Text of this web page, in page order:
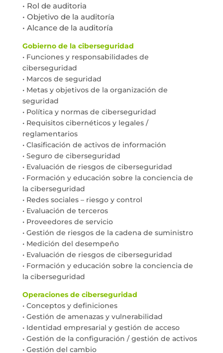
• Rol de auditoria
• Objetivo de la auditoría
• Alcance de la auditoría
Gobierno de la ciberseguridad
• Funciones y responsabilidades de
ciberseguridad
• Marcos de seguridad
• Metas y objetivos de la organización de
seguridad
• Política y normas de ciberseguridad
• Requisitos cibernéticos y legales /
reglamentarios
• Clasificación de activos de información
• Seguro de ciberseguridad
• Evaluación de riesgos de ciberseguridad
• Formación y educación sobre la conciencia de
la ciberseguridad
• Redes sociales – riesgo y control
• Evaluación de terceros
• Proveedores de servicio
• Gestión de riesgos de la cadena de suministro
• Medición del desempeño
• Evaluación de riesgos de ciberseguridad
• Formación y educación sobre la conciencia de
la ciberseguridad
Operaciones de ciberseguridad
• Conceptos y definiciones
• Gestión de amenazas y vulnerabilidad
• Identidad empresarial y gestión de acceso
• Gestión de la configuración / gestión de activos
• Gestión del cambio